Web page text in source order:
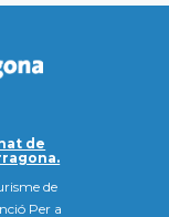
de
de
Per a